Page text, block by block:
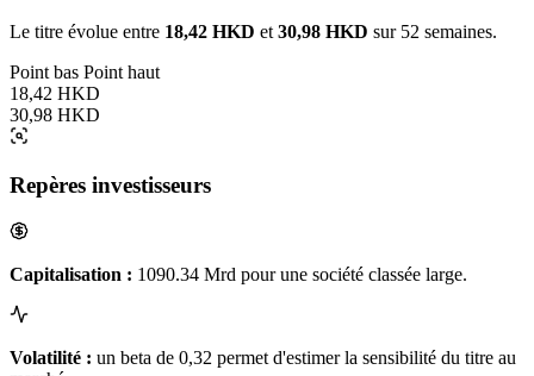
Le titre évolue entre 18,42 HKD et 30,98 HKD sur 52 semaines.
Point bas Point haut
18,42 HKD
30,98 HKD
Repères investisseurs
Capitalisation : 1090.34 Mrd pour une société classée large.
Volatilité : un beta de 0,32 permet d'estimer la sensibilité du titre au